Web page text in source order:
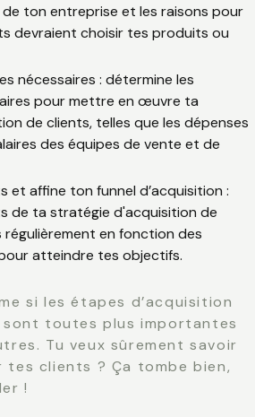
ton entreprise et les raisons pour
devraient choisir tes produits ou
nécessaires : détermine les
pour mettre en œuvre ta
de clients, telles que les dépenses
des équipes de vente et de
et affine ton funnel d’acquisition :
de ta stratégie d'acquisition de
en fonction des
atteindre tes objectifs.
si les étapes d’acquisition
sont toutes plus importantes
Tu veux sûrement savoir
clients ? Ça tombe bien,
!